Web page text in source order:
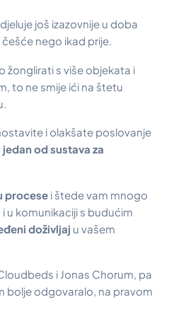
još izazovnije u doba
nego ikad prije.
žonglirati s više objekata i
to ne smije ići na štetu
i olakšate poslovanje
od sustava za
procese i štede vam mnogo
u komunikaciji s budućim
doživljaj u vašem
i Jonas Chorum, pa
bolje odgovaralo, na pravom